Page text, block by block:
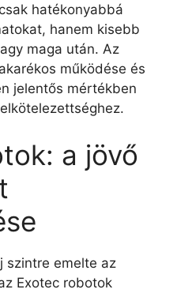
hatékonyabbá
hanem kisebb
maga után. Az
működése és
jelentős mértékben
a jövő
szintre emelte az
Exotec robotok